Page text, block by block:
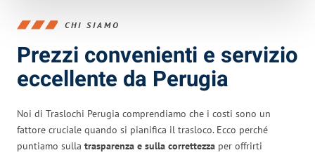
CHI SIAMO
Prezzi convenienti e servizio
eccellente da Perugia
Noi di Traslochi Perugia comprendiamo che i costi sono un
fattore cruciale quando si pianifica il trasloco. Ecco perché
puntiamo sulla trasparenza e sulla correttezza per offrirti